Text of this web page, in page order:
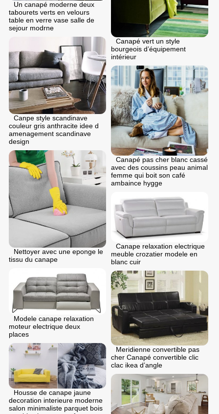
Canapé vert un style
bourgeois d’équipement
intérieur
Un canapé moderne deux
tabourets verts en velours
table en verre vase salle de
sejour modrne
Canpe style scandinave
couleur gris anthracite idee d
amenagement scandinave
design
Canapé pas cher blanc cassé
avec des coussins peau animal
femme qui boit son café
ambaince hygge
Nettoyer avec une eponge le
tissu du canape
Canape relaxation electrique
meuble crozatier modele en
blanc cuir
Modele canape relaxation
moteur electrique deux
places
Meridienne convertible pas
cher Canapé convertible clic
clac ikea d’angle
Housse de canape jaune
decoration interieure moderne
salon minimaliste parquet bois